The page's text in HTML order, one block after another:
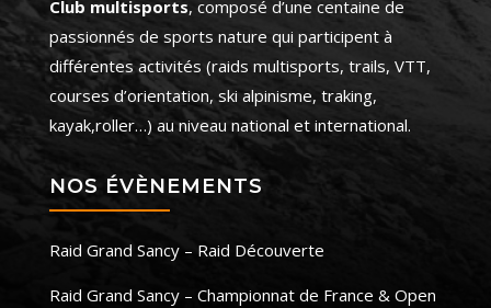
Club multisports, composé d’une centaine de
passionnés de sports nature qui participent à
différentes activités (raids multisports, trails, VTT,
courses d’orientation, ski alpinisme, traking,
kayak,roller…) au niveau national et international.
NOS ÉVÈNEMENTS
Raid Grand Sancy – Raid Découverte
Raid Grand Sancy – Championnat de France & Open